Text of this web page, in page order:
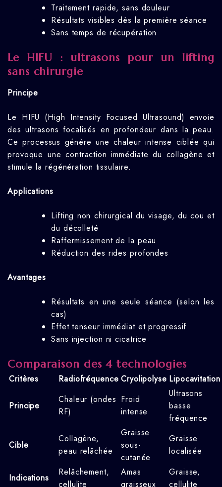
Traitement rapide, sans douleur
Résultats visibles dès la première séance
Sans temps de récupération
Le HIFU : ultrasons pour un lifting
sans chirurgie
Principe
Le HIFU (High Intensity Focused Ultrasound) envoie
des ultrasons focalisés en profondeur dans la peau.
Ce processus génère une chaleur intense ciblée qui
provoque une contraction immédiate du collagène et
stimule la régénération tissulaire.
Applications
Lifting non chirurgical du visage, du cou et
du décolleté
Raffermissement de la peau
Réduction des rides profondes
Avantages
Résultats en une seule séance (selon les
cas)
Effet tenseur immédiat et progressif
Sans injection ni cicatrice
Comparaison des 4 technologies
Critères Radiofréquence Cryolipolyse Lipocavitation
Principe
Chaleur (ondes
RF)
Froid
intense
Ultrasons
basse
fréquence
Cible
Collagène,
peau relâchée
Graisse
sous-
cutanée
Graisse
localisée
Indications
Relâchement,
cellulite
Amas
graisseux
Graisse,
cellulite